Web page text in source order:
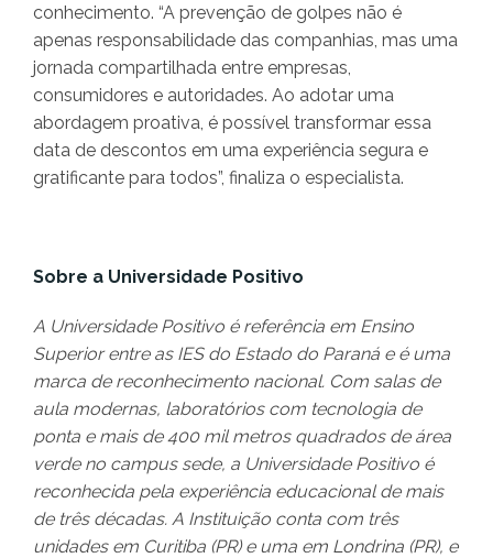
conhecimento. “A prevenção de golpes não é
apenas responsabilidade das companhias, mas uma
jornada compartilhada entre empresas,
consumidores e autoridades. Ao adotar uma
abordagem proativa, é possível transformar essa
data de descontos em uma experiência segura e
gratificante para todos”, finaliza o especialista.
Sobre a Universidade Positivo
A Universidade Positivo é referência em Ensino
Superior entre as IES do Estado do Paraná e é uma
marca de reconhecimento nacional. Com salas de
aula modernas, laboratórios com tecnologia de
ponta e mais de 400 mil metros quadrados de área
verde no campus sede, a Universidade Positivo é
reconhecida pela experiência educacional de mais
de três décadas. A Instituição conta com três
unidades em Curitiba (PR) e uma em Londrina (PR), e